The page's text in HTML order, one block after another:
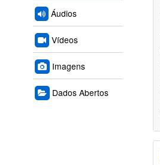
Áudios
Vídeos
Imagens
Dados Abertos